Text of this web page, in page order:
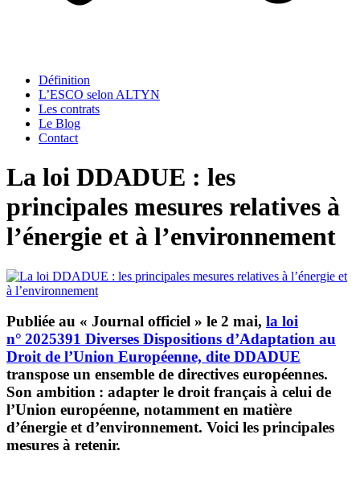
Définition
L’ESCO selon ALTYN
Les contrats
Le Blog
Contact
La loi DDADUE : les
principales mesures relatives à
l’énergie et à l’environnement
Publiée au « Journal officiel » le 2 mai, la loi
n° 2025391 Diverses Dispositions d’Adaptation au
Droit de l’Union Européenne, dite DDADUE
transpose un ensemble de directives européennes.
Son ambition : adapter le droit français à celui de
l’Union européenne, notamment en matière
d’énergie et d’environnement. Voici les principales
mesures à retenir.